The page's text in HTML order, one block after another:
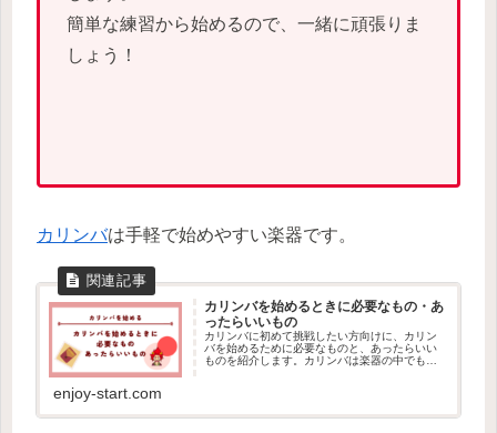
簡単な練習から始めるので、一緒に頑張りま
しょう！
カリンバは手軽で始めやすい楽器です。
カリンバを始めるときに必要なもの・あ
ったらいいもの
カリンバに初めて挑戦したい方向けに、カリン
バを始めるために必要なものと、あったらいい
ものを紹介します。カリンバは楽器の中でも手
enjoy-start.com